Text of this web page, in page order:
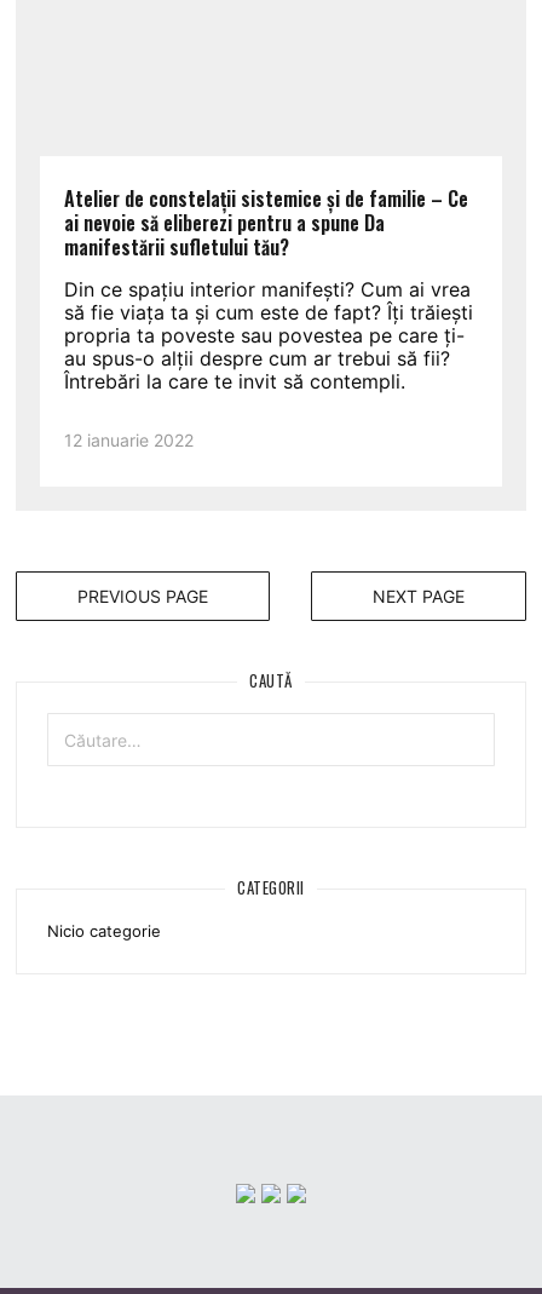
Atelier de constelații sistemice și de familie – Ce
ai nevoie să eliberezi pentru a spune Da
manifestării sufletului tău?
Din ce spațiu interior manifești? Cum ai vrea
să fie viața ta și cum este de fapt? Îți trăiești
propria ta poveste sau povestea pe care ți-
au spus-o alții despre cum ar trebui să fii?
Întrebări la care te invit să contempli.
12 ianuarie 2022
NEXT PAGE
PREVIOUS PAGE
CAUTĂ
CATEGORII
Nicio categorie